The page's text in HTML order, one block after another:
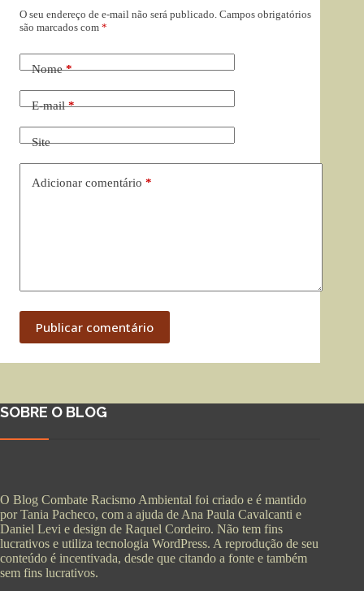
O seu endereço de e-mail não será publicado. Campos obrigatórios
são marcados com *
Nome*
E-mail*
Site
Adicionar comentário *
Publicar comentário
SOBRE O BLOG
O Blog Combate Racismo Ambiental foi criado e é mantido
por Tania Pacheco, com a ajuda de Ana Paula Cavalcanti e
Daniel Levi e design de Raquel Cordeiro. Não tem fins
lucrativos e utiliza tecnologia WordPress. A reprodução de seu
conteúdo é incentivada, desde que citando a fonte e também
sem fins lucrativos.